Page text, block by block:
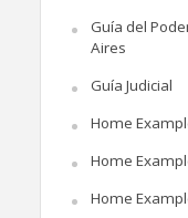
Guía del
Aires
Guía Judicial
Home
Home
Home